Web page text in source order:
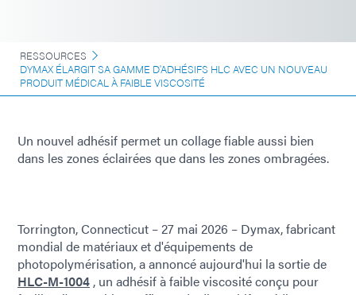
RESSOURCES
DYMAX ÉLARGIT SA GAMME D'ADHÉSIFS HLC AVEC UN NOUVEAU
PRODUIT MÉDICAL À FAIBLE VISCOSITÉ
Un nouvel adhésif permet un collage fiable aussi bien
dans les zones éclairées que dans les zones ombragées.
Torrington, Connecticut – 27 mai 2026 – Dymax, fabricant
mondial de matériaux et d'équipements de
photopolymérisation, a annoncé aujourd'hui la sortie de
HLC-M-1004 , un adhésif à faible viscosité conçu pour